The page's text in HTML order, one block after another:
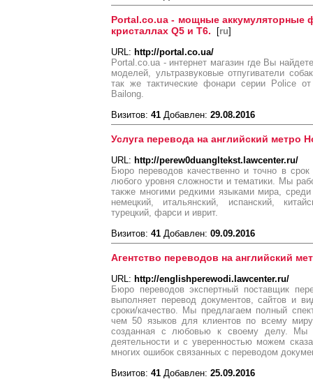
Portal.co.ua - мощные аккумуляторные
кристаллах Q5 и T6. [ru]
URL: http://portal.co.ua/
Portal.co.ua - интернет магазин где Вы
моделей, ультразвуковые отпугиватели
так же тактические фонари серии Police
Bailong.
Визитов: 41 Добавлен: 29.08.2016
Услуга перевода на английский метро
URL: http://perew0duangltekst.lawcenter.ru/
Бюро переводов качественно и точно в
любого уровня сложности и тематики. Мы
также многими редкими языками мира, среди
немецкий, итальянский, испанский,
турецкий, фарси и иврит.
Визитов: 41 Добавлен: 09.09.2016
Агентство переводов на английский
URL: http://englishperewodi.lawcenter.ru/
Бюро переводов экспертный поставщик
выполняет перевод документов, сайтов и
сроки/качество. Мы предлагаем полный
чем 50 языков для клиентов по всему
созданная с любовью к своему делу. Мы
деятельности и с уверенностью можем
многих ошибок связанных с переводом
Визитов: 41 Добавлен: 25.09.2016